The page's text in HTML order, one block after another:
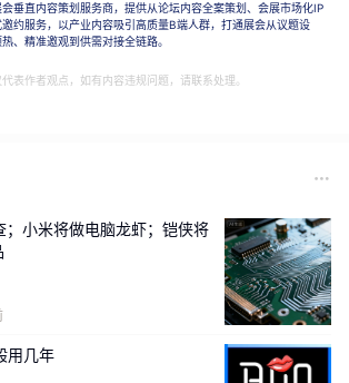
技有限公司生产车间
季度订单量较去年同期增长
垂直内容策划服务商，提供从论坛内容全案策划、会展市场化IP
约服务，以产业内容吸引高质量B端人群，打通展会从议题设
、精准邀观到供需对接全链路。
表作者观点，如有内容违规问题，请联系处理。
小米将做电脑龙虾；铠侠将
用几年